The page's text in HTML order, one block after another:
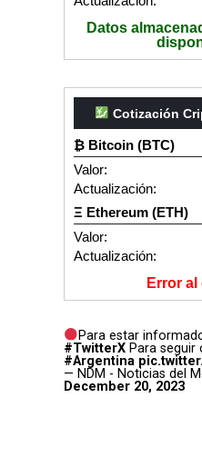
Datos
Cotización
₿ Bitcoin (BTC)
Valor:
Actualización:
Ξ Ethereum (ETH)
Valor:
Actualización:
Error
Para estar
#TwitterX Para seguir
#Argentina
— NDM - Noticias del
December 20, 2023